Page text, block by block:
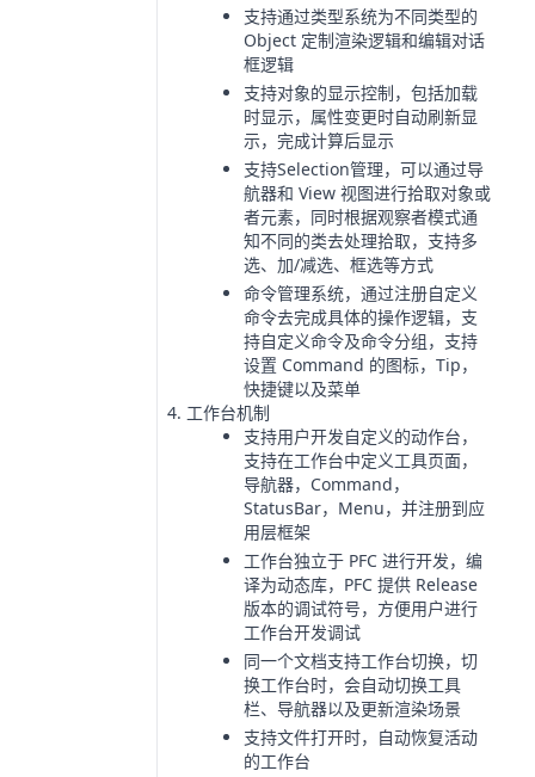
支持通过类型系统为不同类型的
Object 定制渲染逻辑和编辑对话
框逻辑
支持对象的显示控制，包括加载
时显示，属性变更时自动刷新显
示，完成计算后显示
支持Selection管理，可以通过导
航器和 View 视图进行拾取对象或
者元素，同时根据观察者模式通
知不同的类去处理拾取，支持多
选、加/减选、框选等方式
命令管理系统，通过注册自定义
命令去完成具体的操作逻辑，支
持自定义命令及命令分组，支持
设置 Command 的图标，Tip，
快捷键以及菜单
工作台机制
支持用户开发自定义的动作台，
支持在工作台中定义工具页面，
导航器，Command，
StatusBar，Menu，并注册到应
用层框架
工作台独立于 PFC 进行开发，编
译为动态库，PFC 提供 Release
版本的调试符号，方便用户进行
工作台开发调试
同一个文档支持工作台切换，切
换工作台时，会自动切换工具
栏、导航器以及更新渲染场景
支持文件打开时，自动恢复活动
的工作台